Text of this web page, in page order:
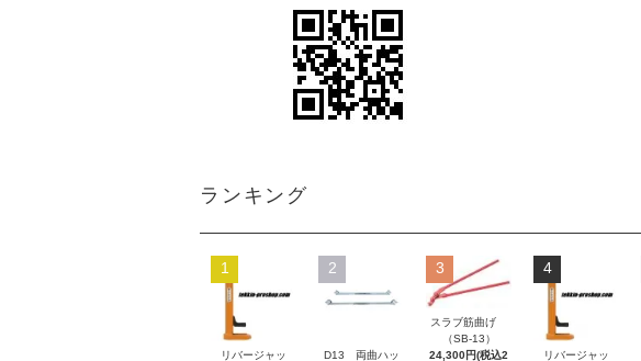
ランキング
1
リバージャッ
2
D13 両曲ハッ
3
スラブ筋曲げ
（SB-13）
24,300円(税込2
4
リバージャッ